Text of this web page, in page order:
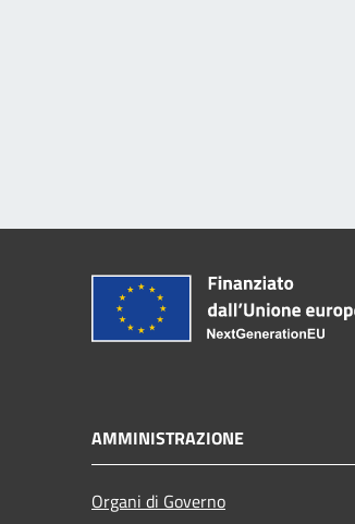
AMMINISTRAZIONE
Organi di Governo